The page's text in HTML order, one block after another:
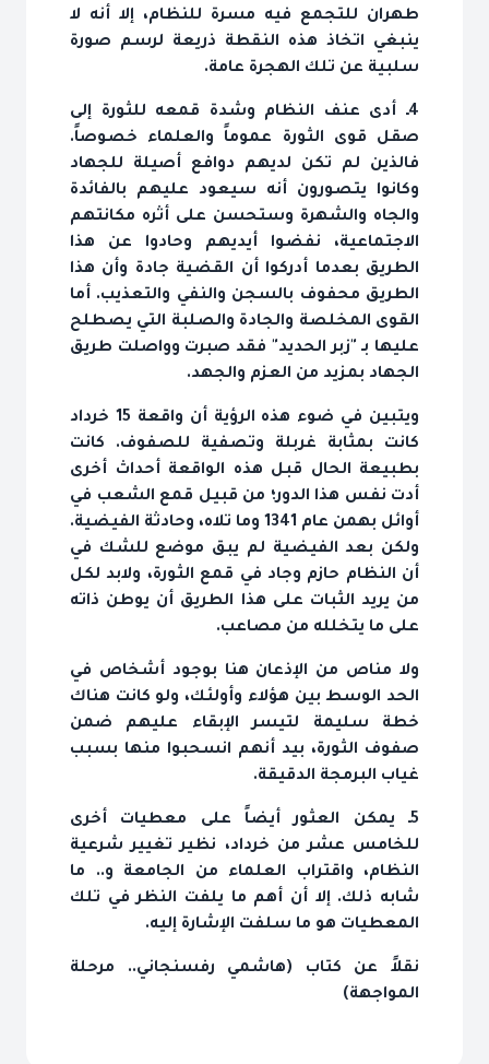
طهران للتجمع فيه مسرة للنظام، إلا أنه لا
ينبغي اتخاذ هذه النقطة ذريعة لرسم صورة
سلبية عن تلك الهجرة عامة.
4ـ أدى عنف النظام وشدة قمعه للثورة إلى
صقل قوى الثورة عموماً والعلماء خصوصاً.
فالذين لم تكن لديهم دوافع أصيلة للجهاد
وكانوا يتصورون أنه سيعود عليهم بالفائدة
والجاه والشهرة وستحسن على أثره مكانتهم
الاجتماعية، نفضوا أيديهم وحادوا عن هذا
الطريق بعدما أدركوا أن القضية جادة وأن هذا
الطريق محفوف بالسجن والنفي والتعذيب. أما
القوى المخلصة والجادة والصلبة التي يصطلح
عليها بـ "زبر الحديد" فقد صبرت وواصلت طريق
الجهاد بمزيد من العزم والجهد.
ويتبين في ضوء هذه الرؤية أن واقعة 15 خرداد
كانت بمثابة غربلة وتصفية للصفوف. كانت
بطبيعة الحال قبل هذه الواقعة أحداث أخرى
أدت نفس هذا الدور؛ من قبيل قمع الشعب في
أوائل بهمن عام 1341 وما تلاه، وحادثة الفيضية.
ولكن بعد الفيضية لم يبق موضع للشك في
أن النظام حازم وجاد في قمع الثورة، ولابد لكل
من يريد الثبات على هذا الطريق أن يوطن ذاته
على ما يتخلله من مصاعب.
ولا مناص من الإذعان هنا بوجود أشخاص في
الحد الوسط بين هؤلاء وأولئك، ولو كانت هناك
خطة سليمة لتيسر الإبقاء عليهم ضمن
صفوف الثورة، بيد أنهم انسحبوا منها بسبب
غياب البرمجة الدقيقة.
5ـ يمكن العثور أيضاً على معطيات أخرى
للخامس عشر من خرداد، نظير تغيير شرعية
النظام، واقتراب العلماء من الجامعة و.. ما
شابه ذلك. إلا أن أهم ما يلفت النظر في تلك
المعطيات هو ما سلفت الإشارة إليه.
نقلاً عن كتاب (هاشمي رفسنجاني.. مرحلة
المواجهة)